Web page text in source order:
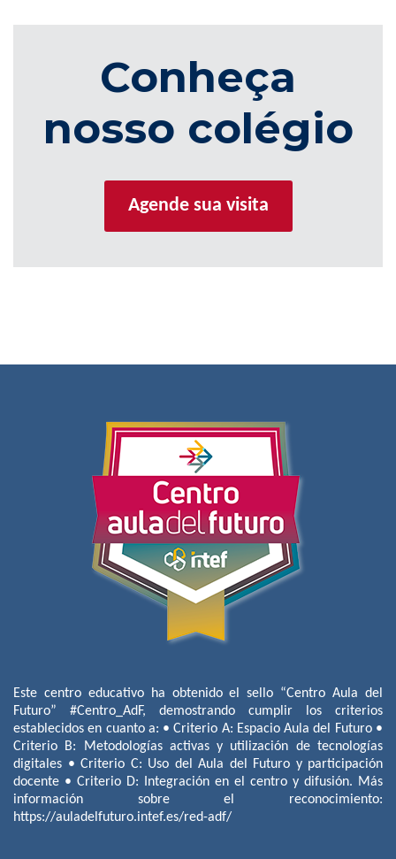
Conheça
nosso colégio
Agende sua visita
Este centro educativo ha obtenido el sello “Centro Aula del
Futuro” #Centro_AdF, demostrando cumplir los criterios
establecidos en cuanto a: • Criterio A: Espacio Aula del Futuro •
Criterio B: Metodologías activas y utilización de tecnologías
digitales • Criterio C: Uso del Aula del Futuro y participación
docente • Criterio D: Integración en el centro y difusión. Más
información sobre el reconocimiento:
https://auladelfuturo.intef.es/red-adf/